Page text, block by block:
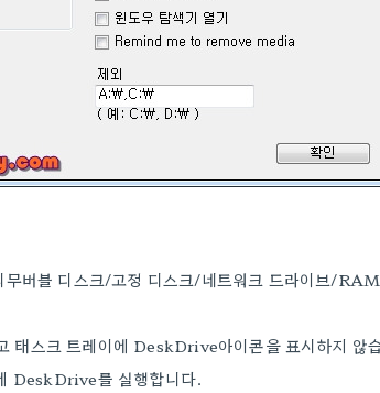
버블 디스크/고정 디스크/네트워크 드라이브/RAM
태스크 트레이에 DeskDrive아이콘을 표시하지 않
DeskDrive를 실행합니다.